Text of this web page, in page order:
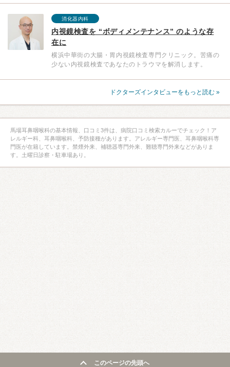
消化器内科
内視鏡検査を “ボディメンテナンス” のような存
在に
横浜中華街の大腸・胃内視鏡検査専門クリニック。苦痛の
少ない内視鏡検査であなたのトラウマを解消します。
ドクターズインタビューをもっと読む »
馬場耳鼻咽喉科の基本情報、口コミ3件は、病院口コミ検索カルーでチェック！ア
レルギー科、耳鼻咽喉科、予防接種があります。アレルギー専門医、耳鼻咽喉科専
門医が在籍しています。禁煙外来、補聴器専門外来、難聴専門外来などがありま
す。土曜日診察・駐車場あり。
このページの先頭へ